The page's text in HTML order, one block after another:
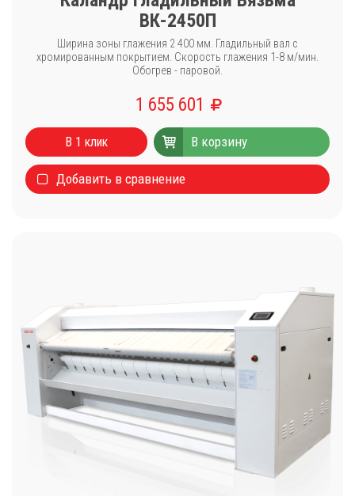
ВК-2450П
Ширина зоны глажения 2 400 мм. Гладильный вал с
хромированным покрытием. Скорость глажения 1-8 м/мин.
Обогрев - паровой.
1 655 601
В 1 клик В корзину
Добавить в сравнение